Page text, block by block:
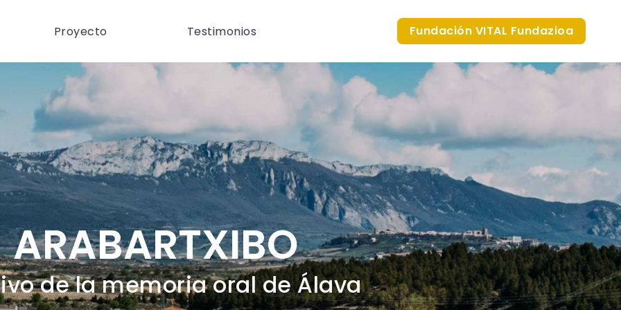
Proyecto Testimonios Fundación VITAL Fundazioa
ARABARTXIBO
de la memoria oral de Álava